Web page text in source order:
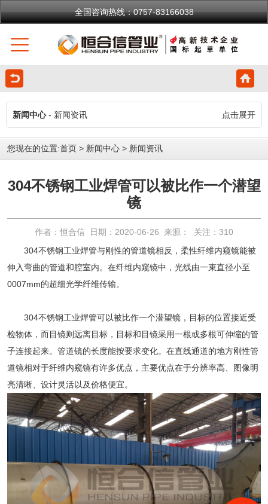
全国咨询热线：0757-83166038
新闻中心- 新闻资讯 点击展开
您现在的位置:首页 > 新闻中心 > 新闻资讯
304不锈钢工业焊管可以被比作一个潜望
镜
作者：恒合信 日期：2020-06-26 来源： 关注： 310
304不锈钢工业焊管与刚性的管道镜相反，柔性纤维内窥镜能被
伸入弯曲的管道和腔室内。在纤维内窥镜中，光线由一束直径小至
0007mm的超细光学纤维传输。
304不锈钢工业焊管可以被比作一个潜望镜，目标的位置接近受
检物体，而目镜则远离目标，目标和目镜采用一根或多根可伸缩的管
子连接起来。管道镜的长度能按要求变化。在直线通道的地方刚性管
道镜相对于纤维内窥镜有许多优点，主要优点在于分辨率高、图像明
亮清晰、设计灵活以及价格便宜。